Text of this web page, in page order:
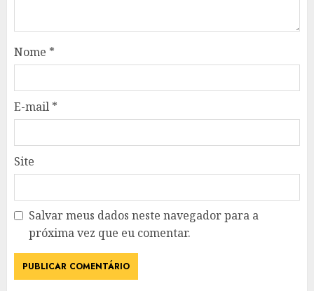
Nome *
E-mail *
Site
Salvar meus dados neste navegador para a
próxima vez que eu comentar.